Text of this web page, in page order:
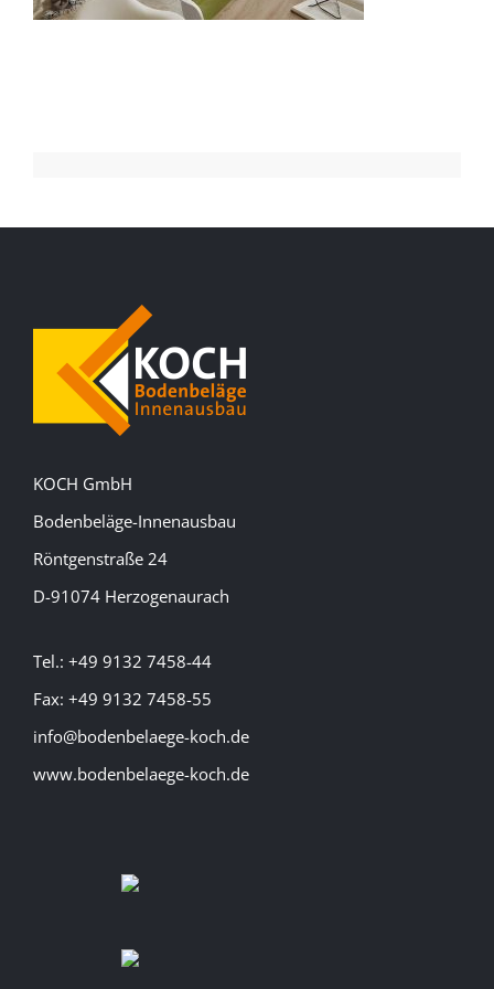
KOCH GmbH
Bodenbeläge-Innenausbau
Röntgenstraße 24
D-91074 Herzogenaurach
Tel.: +49 9132 7458-44
Fax: +49 9132 7458-55
info@bodenbelaege-koch.de
www.bodenbelaege-koch.de